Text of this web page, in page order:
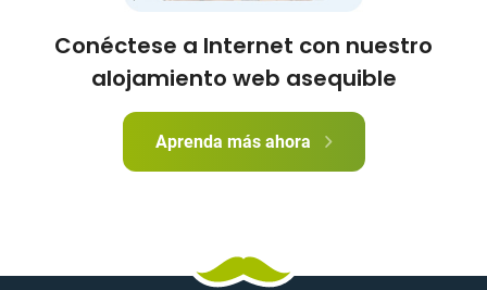
Conéctese a Internet con nuestro
alojamiento web asequible
Aprenda más ahora